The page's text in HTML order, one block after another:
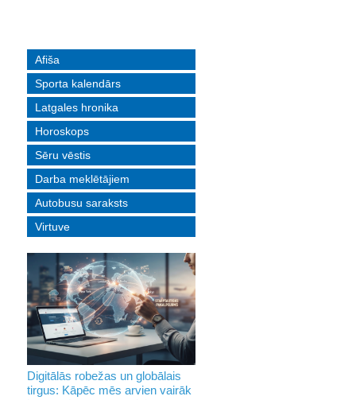
Afiša
Sporta kalendārs
Latgales hronika
Horoskops
Sēru vēstis
Darba meklētājiem
Autobusu saraksts
Virtuve
Digitālās robežas un globālais
tirgus: Kāpēc mēs arvien vairāk